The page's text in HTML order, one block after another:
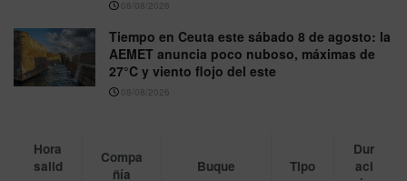
08/08/2026
Tiempo en Ceuta este sábado 8 de agosto: la
AEMET anuncia poco nuboso, máximas de
27°C y viento flojo del este
08/08/2026
Hora
salid
Compa
ñía
Buque Tipo
Dur
aci